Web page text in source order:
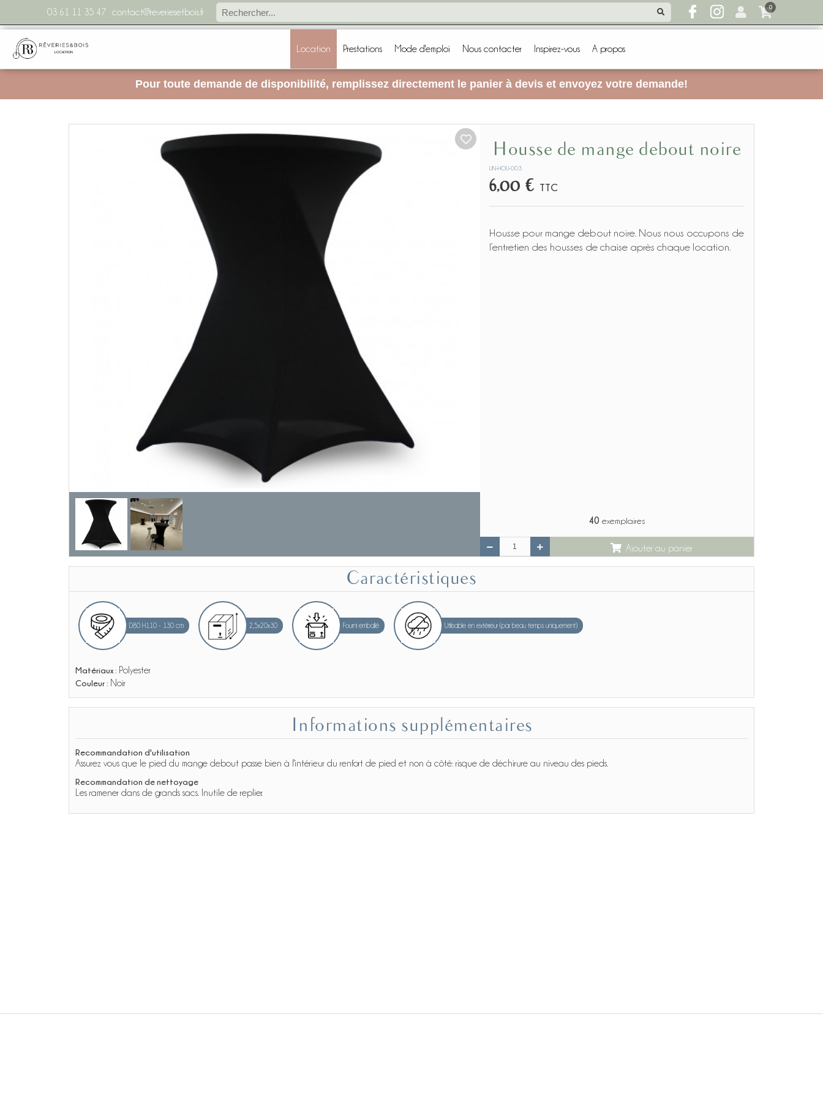
03 61 11 35 47 contact@reveriesetbois.fr
0
Location Prestations Mode d'emploi Nous contacter Inspirez-vous A propos
Pour toute demande de disponibilité, remplissez directement le panier à devis et envoyez votre demande!
Housse de mange debout noire
LIN-HOU-003
6,00 € TTC
Housse pour mange debout noire. Nous nous occupons de
l’entretien des housses de chaise après chaque location.
40 exemplaires
Ajouter au panier
Caractéristiques
D80 H110 - 130 cm 2,5x20x30 Fourni emballé Utilisable en extérieur (par beau temps uniquement)
Matériaux : Polyester
Couleur : Noir
Informations supplémentaires
Recommandation d'utilisation
Assurez vous que le pied du mange debout passe bien à l'intérieur du renfort de pied et non à côté: risque de déchirure au niveau des pieds.
Recommandation de nettoyage
Les ramener dans de grands sacs. Inutile de replier.